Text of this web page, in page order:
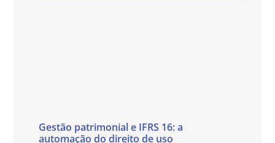
Gestão patrimonial e IFRS 16: a
automação do direito de uso